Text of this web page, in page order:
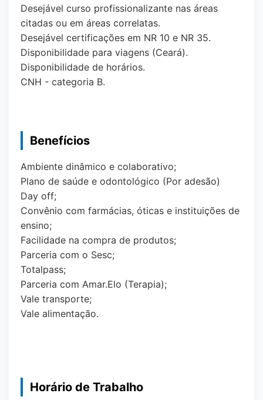
Desejável curso profissionalizante nas áreas
citadas ou em áreas correlatas.
Desejável certificações em NR 10 e NR 35.
Disponibilidade para viagens (Ceará).
Disponibilidade de horários.
CNH - categoria B.
Benefícios
Ambiente dinâmico e colaborativo;
Plano de saúde e odontológico (Por adesão)
Day off;
Convênio com farmácias, óticas e instituições de
ensino;
Facilidade na compra de produtos;
Parceria com o Sesc;
Totalpass;
Parceria com Amar.Elo (Terapia);
Vale transporte;
Vale alimentação.
Horário de Trabalho